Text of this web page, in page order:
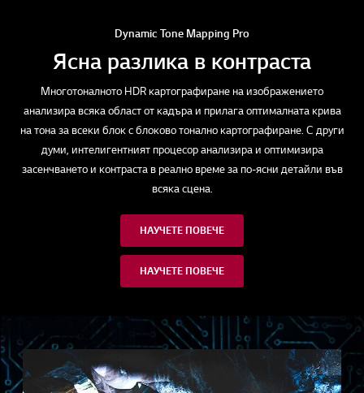
Dynamic Tone Mapping Pro
Ясна разлика в контраста
Многотоналното HDR картографиране на изображението
анализира всяка област от кадъра и прилага оптималната крива
на тона за всеки блок с блоково тонално картографиране. С други
думи, интелигентният процесор анализира и оптимизира
засенчването и контраста в реално време за по-ясни детайли във
всяка сцена.
НАУЧЕТЕ ПОВЕЧЕ
НАУЧЕТЕ ПОВЕЧЕ